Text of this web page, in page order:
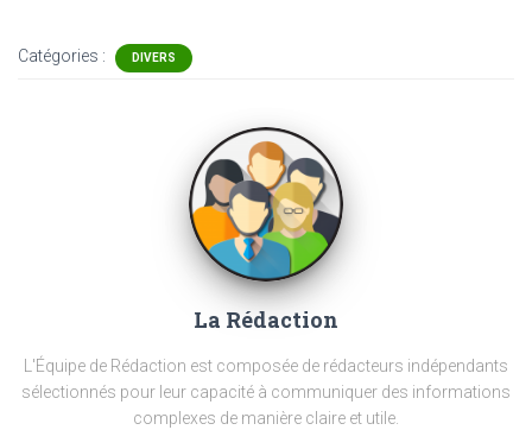
Catégories : DIVERS
La Rédaction
L'Équipe de Rédaction est composée de rédacteurs indépendants
sélectionnés pour leur capacité à communiquer des informations
complexes de manière claire et utile.